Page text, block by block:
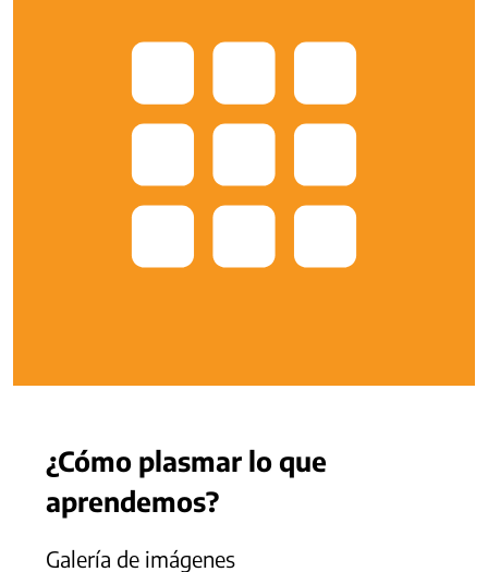
¿Cómo plasmar lo que
aprendemos?
Galería de imágenes